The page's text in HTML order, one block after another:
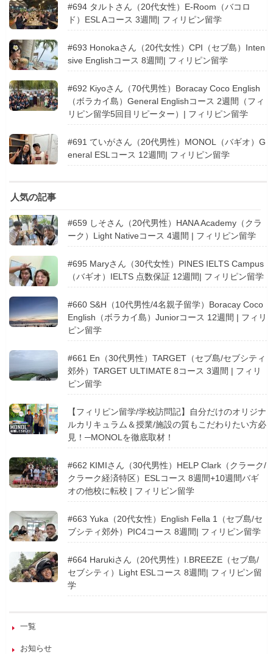
#694 タルトさん（20代女性）E-Room（バコロ
ド）ESL Aコース 3週間| フィリピン留学
#693 Honokaさん（20代女性）CPI（セブ島）Inten
sive Englishコース 8週間| フィリピン留学
#692 Kiyoさん（70代男性）Boracay Coco English
（ボラカイ島）General Englishコース 2週間（フィ
リピン留学5回目リピーター）| フィリピン留学
#691 ていがさん（20代男性）MONOL（バギオ）G
eneral ESLコース 12週間| フィリピン留学
人気の記事
#659 しそさん（20代男性）HANA Academy（クラ
ーク）Light Nativeコース 4週間 | フィリピン留学
#695 Maryさん（30代女性）PINES IELTS Campus
（バギオ）IELTS 点数保証 12週間| フィリピン留学
#660 S&H（10代男性/4名親子留学）Boracay Coco
English（ボラカイ島）Juniorコース 12週間 | フィリ
ピン留学
#661 En（30代男性）TARGET（セブ島/セブシティ
郊外）TARGET ULTIMATE 8コース 3週間 | フィリ
ピン留学
【フィリピン留学/学校訪問記】自分だけのオリジナ
ルカリキュラム＆授業/施設の質もこだわりたい方必
見！─MONOLを徹底取材！
#662 KIMIさん（30代男性）HELP Clark（クラーク/
クラーク経済特区）ESLコース 8週間+10週間バギ
オの他校に転校 | フィリピン留学
#663 Yuka（20代女性）English Fella 1（セブ島/セ
ブシティ郊外）PIC4コース 8週間| フィリピン留学
#664 Harukiさん（20代男性）I.BREEZE（セブ島/
セブシティ）Light ESLコース 8週間| フィリピン留
学
一覧
お知らせ